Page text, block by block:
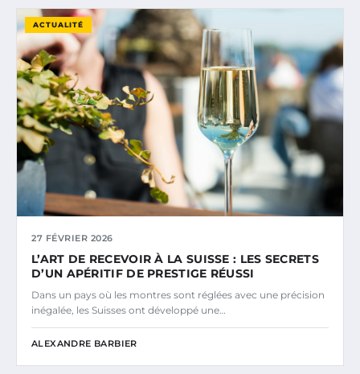
ACTUALITÉ
27 FÉVRIER 2026
L’ART DE RECEVOIR À LA SUISSE : LES SECRETS
D’UN APÉRITIF DE PRESTIGE RÉUSSI
Dans un pays où les montres sont réglées avec une précision
inégalée, les Suisses ont développé une…
ALEXANDRE BARBIER